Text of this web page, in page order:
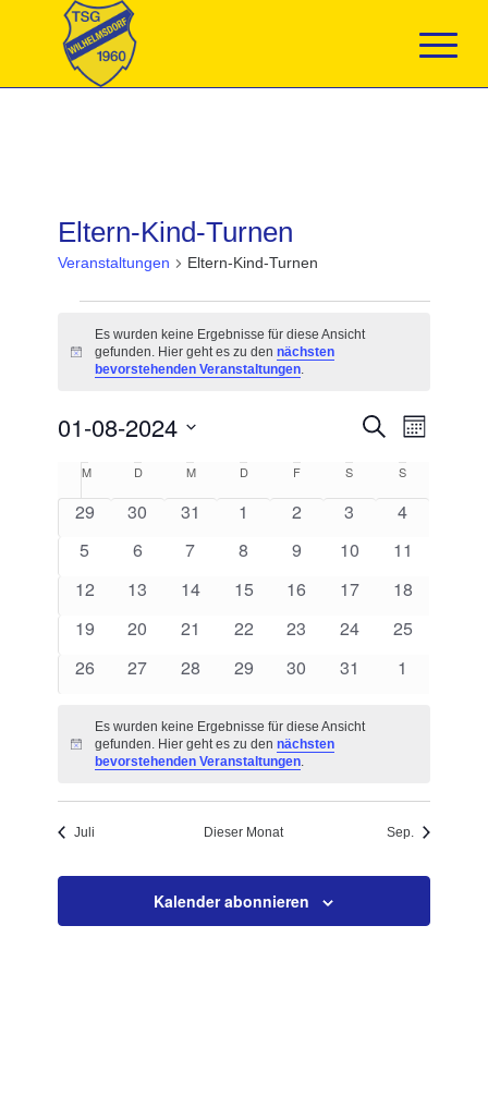
Eltern-Kind-Turnen
Veranstaltungen Eltern-Kind-Turnen
Hinweis
Es wurden keine Ergebnisse für diese Ansicht
gefunden. Hier geht es zu den nächsten
bevorstehenden Veranstaltungen.
Suche
Ansichten,
Navigation
Suche
Monat
01-08-2024
wählen.
Kalender
Veranstaltungen
M MONTAG
D DIENSTAG
M MITTWOCH
D DONNERSTAG
F FREITAG
S SAMSTAG
S
0
29
0
30
0
31
0
1
0
2
0
3
0
4
0
5
0
6
0
7
0
8
0
9
0
10
0
11
0
12
0
13
0
14
0
15
0
16
0
17
0
18
0
19
0
20
0
21
0
22
0
23
0
24
0
25
0
26
0
27
0
28
0
29
0
30
0
31
0
1
Hinweis
Es wurden keine Ergebnisse für diese Ansicht
gefunden. Hier geht es zu den nächsten
bevorstehenden Veranstaltungen.
Juli Dieser Monat Sep.
Kalender abonnieren